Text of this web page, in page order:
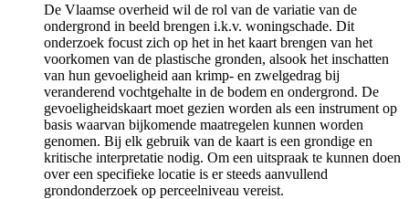
De Vlaamse overheid wil de rol van de variatie van de
ondergrond in beeld brengen i.k.v. woningschade. Dit
onderzoek focust zich op het in het kaart brengen van het
voorkomen van de plastische gronden, alsook het inschatten
van hun gevoeligheid aan krimp- en zwelgedrag bij
veranderend vochtgehalte in de bodem en ondergrond. De
gevoeligheidskaart moet gezien worden als een instrument op
basis waarvan bijkomende maatregelen kunnen worden
genomen. Bij elk gebruik van de kaart is een grondige en
kritische interpretatie nodig. Om een uitspraak te kunnen doen
over een specifieke locatie is er steeds aanvullend
grondonderzoek op perceelniveau vereist.